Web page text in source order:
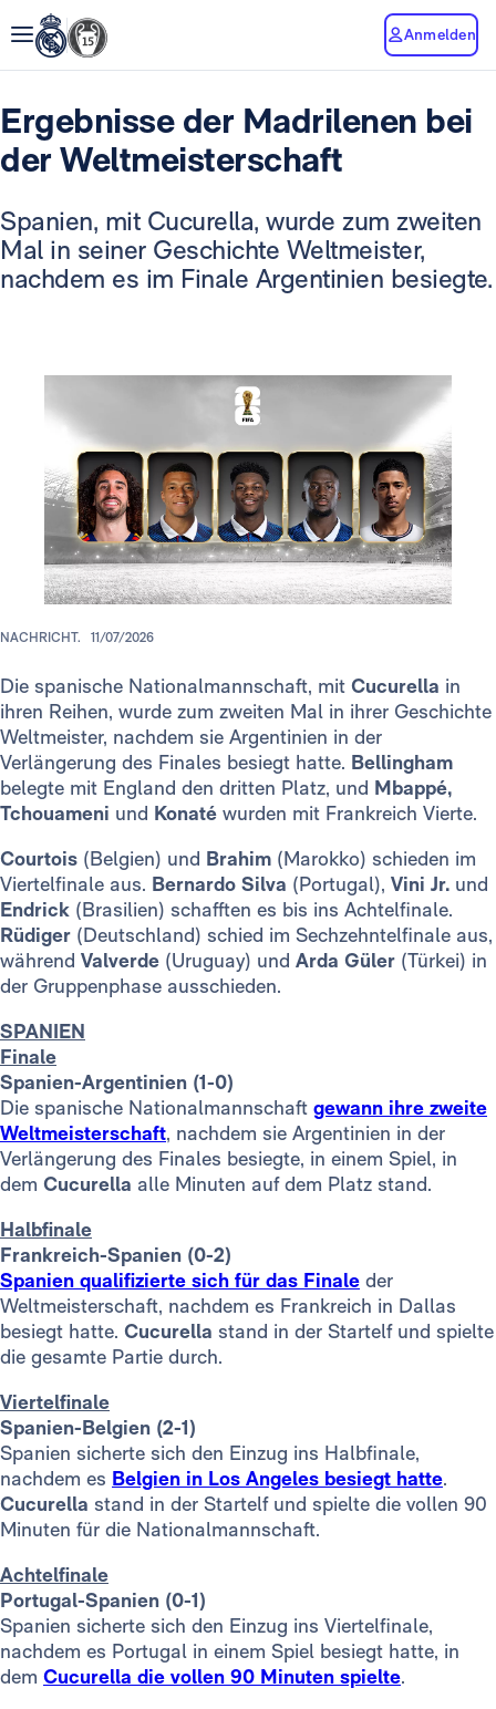
Anmelden
Ergebnisse der Madrilenen bei
der Weltmeisterschaft
Spanien, mit Cucurella, wurde zum zweiten
Mal in seiner Geschichte Weltmeister,
nachdem es im Finale Argentinien besiegte.
NACHRICHT. 11/07/2026
Die spanische Nationalmannschaft, mit Cucurella in
ihren Reihen, wurde zum zweiten Mal in ihrer Geschichte
Weltmeister, nachdem sie Argentinien in der
Verlängerung des Finales besiegt hatte. Bellingham
belegte mit England den dritten Platz, und Mbappé,
Tchouameni und Konaté wurden mit Frankreich Vierte.
Courtois (Belgien) und Brahim (Marokko) schieden im
Viertelfinale aus. Bernardo Silva (Portugal), Vini Jr. und
Endrick (Brasilien) schafften es bis ins Achtelfinale.
Rüdiger (Deutschland) schied im Sechzehntelfinale aus,
während Valverde (Uruguay) und Arda Güler (Türkei) in
der Gruppenphase ausschieden.
SPANIEN
Finale
Spanien-Argentinien (1-0)
Die spanische Nationalmannschaft gewann ihre zweite
Weltmeisterschaft, nachdem sie Argentinien in der
Verlängerung des Finales besiegte, in einem Spiel, in
dem Cucurella alle Minuten auf dem Platz stand.
Halbfinale
Frankreich-Spanien (0-2)
Spanien qualifizierte sich für das Finale der
Weltmeisterschaft, nachdem es Frankreich in Dallas
besiegt hatte. Cucurella stand in der Startelf und spielte
die gesamte Partie durch.
Viertelfinale
Spanien-Belgien (2-1)
Spanien sicherte sich den Einzug ins Halbfinale,
nachdem es Belgien in Los Angeles besiegt hatte.
Cucurella stand in der Startelf und spielte die vollen 90
Minuten für die Nationalmannschaft.
Achtelfinale
Portugal-Spanien (0-1)
Spanien sicherte sich den Einzug ins Viertelfinale,
nachdem es Portugal in einem Spiel besiegt hatte, in
dem Cucurella die vollen 90 Minuten spielte.